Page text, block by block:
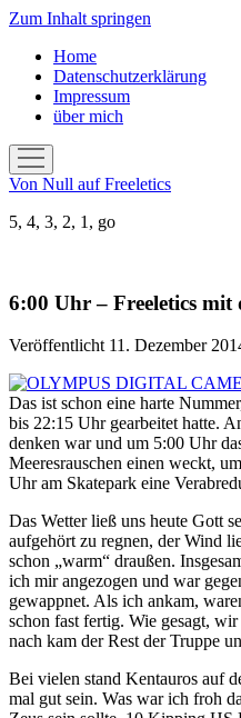
Zum Inhalt springen
Home
Datenschutzerklärung
Impressum
über mich
Menü
öffnen
Von Null auf Freeletics
5, 4, 3, 2, 1, go
6:00 Uhr – Freeletics
Veröffentlicht 11. Dezember
Das ist schon eine harte
bis 22:15 Uhr gearbeitet hatte.
denken war und um 5:00 Uhr
Meeresrauschen einen weckt,
Uhr am Skatepark eine
Das Wetter ließ uns heute Gott
aufgehört zu regnen, der Wind
schon „warm“ draußen.
ich mir angezogen und war
gewappnet. Als ich ankam,
schon fast fertig. Wie gesagt,
nach kam der Rest der Truppe
Bei vielen stand Kentauros auf
mal gut sein. Was war ich froh